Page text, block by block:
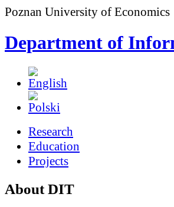
Poznan University of Economics
Department of
Research
Education
Projects
About DIT